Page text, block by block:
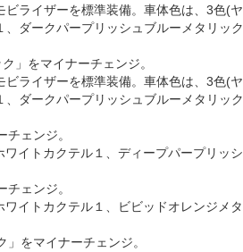
ライザーを標準装備。車体色は、3色(ヤ
ダークパープリッシュブルーメタリック
」をマイナーチェンジ。
ライザーを標準装備。車体色は、3色(ヤ
ダークパープリッシュブルーメタリック
ェンジ。
イトカクテル１、ディープパープリッシ
ェンジ。
イトカクテル１、ビビッドオレンジメタ
をマイナーチェンジ。